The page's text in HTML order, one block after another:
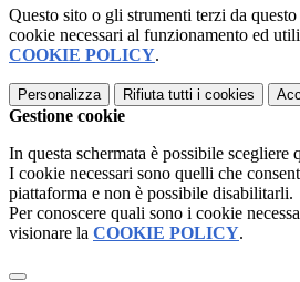
Questo sito o gli strumenti terzi da
cookie necessari al funzionamento ed
COOKIE POLICY.
Personalizza Rifiuta tutti i cookies
Gestione cookie
In questa schermata è possibile scegliere
I cookie necessari sono quelli che
piattaforma e non è possibile disabilitarli.
Per conoscere quali sono i cookie
visionare la COOKIE POLICY.